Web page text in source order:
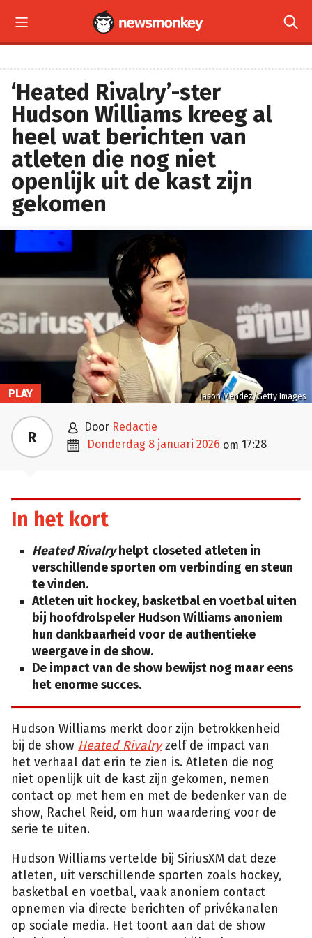
 
‘Heated Rivalry’-ster
Hudson Williams kreeg al
heel wat berichten van
atleten die nog niet
openlijk uit de kast zijn
gekomen
Jason Mendez/Getty Images
PLAY
R  door Redactie
 donderdag 8 januari 2026 om 17:28
In het kort
Heated Rivalryhelpt closeted atleten in
verschillende sporten om verbinding en steun
te vinden.
Atleten uit hockey, basketbal en voetbal uiten
bij hoofdrolspeler Hudson Williams anoniem
hun dankbaarheid voor de authentieke
weergave in de show.
De impact van de show bewijst nog maar eens
het enorme succes.
Hudson Williams merkt door zijn betrokkenheid
bij de show Heated Rivalryzelf de impact van
het verhaal dat erin te zien is. Atleten die nog
niet openlijk uit de kast zijn gekomen, nemen
contact op met hem en met de bedenker van de
show, Rachel Reid, om hun waardering voor de
serie te uiten.
Hudson Williams vertelde bij SiriusXM dat deze
atleten, uit verschillende sporten zoals hockey,
basketbal en voetbal, vaak anoniem contact
opnemen via directe berichten of privékanalen
op sociale media. Het toont aan dat de show